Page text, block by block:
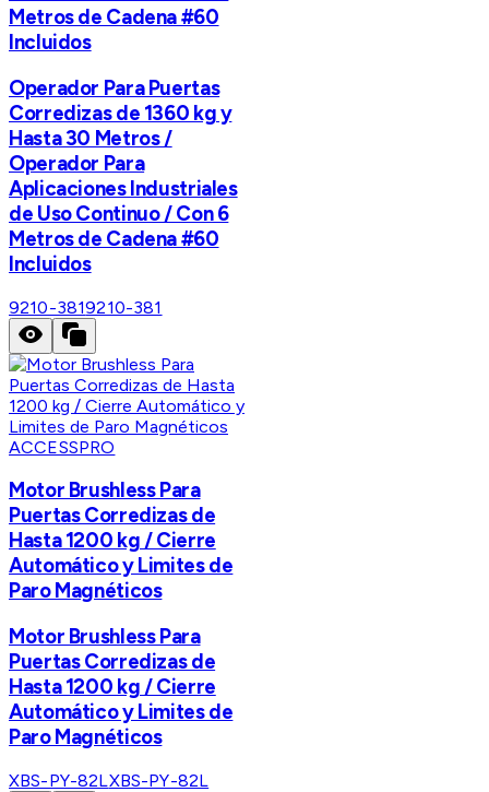
Metros de Cadena #60
Incluidos
Operador Para Puertas
Corredizas de 1360 kg y
Hasta 30 Metros /
Operador Para
Aplicaciones Industriales
de Uso Continuo / Con 6
Metros de Cadena #60
Incluidos
9210-3819210-381
ACCESSPRO
Motor Brushless Para
Puertas Corredizas de
Hasta 1200 kg / Cierre
Automático y Limites de
Paro Magnéticos
Motor Brushless Para
Puertas Corredizas de
Hasta 1200 kg / Cierre
Automático y Limites de
Paro Magnéticos
XBS-PY-82LXBS-PY-82L